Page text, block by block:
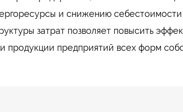
и снижению себестоимости
затрат позволяет повысить
продукции предприятий всех форм